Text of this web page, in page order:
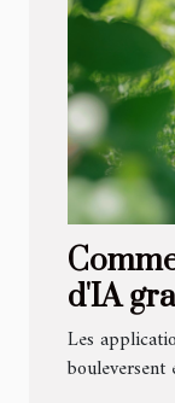
d'IA
elles
Les